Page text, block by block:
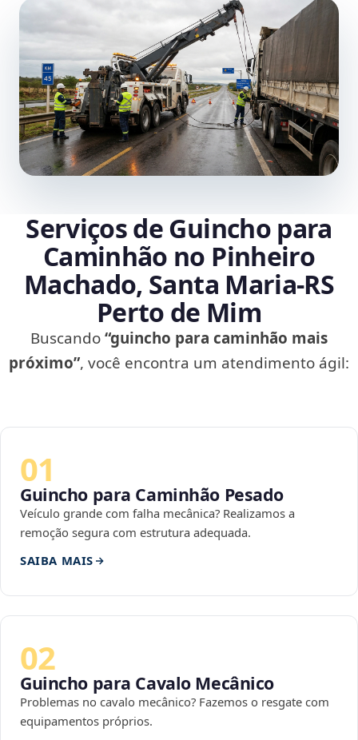
Serviços de Guincho para
Caminhão no Pinheiro
Machado, Santa Maria‑RS
Perto de Mim
Buscando“guincho para caminhão mais
próximo”, você encontra um atendimento ágil:
01
Guincho para Caminhão Pesado
Veículo grande com falha mecânica? Realizamos a
remoção segura com estrutura adequada.
SAIBA MAIS
02
Guincho para Cavalo Mecânico
Problemas no cavalo mecânico? Fazemos o resgate com
equipamentos próprios.